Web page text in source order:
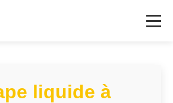
liquide à